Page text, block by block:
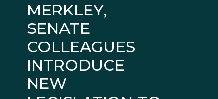
MERKLEY,
SENATE
COLLEAGUES
INTRODUCE
NEW